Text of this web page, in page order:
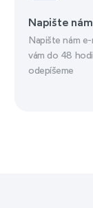
Napište nám
Napište nám e-
vám do 48
odepíšeme